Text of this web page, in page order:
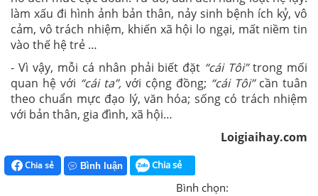
làm xấu đi hình ảnh bản thân, nảy sinh bệnh ích kỷ, vô
cảm, vô trách nhiệm, khiến xã hội lo ngại, mất niềm tin
vào thế hệ trẻ …
- Vì vậy, mỗi cá nhân phải biết đặt “cái Tôi”trong mối
quan hệ với “cái ta”, với cộng đồng; “cái Tôi”cần tuân
theo chuẩn mực đạo lý, văn hóa; sống có trách nhiệm
với bản thân, gia đình, xã hội…
Loigiaihay.com
Chia sẻ Bình luận Chia sẻ
Bình chọn: